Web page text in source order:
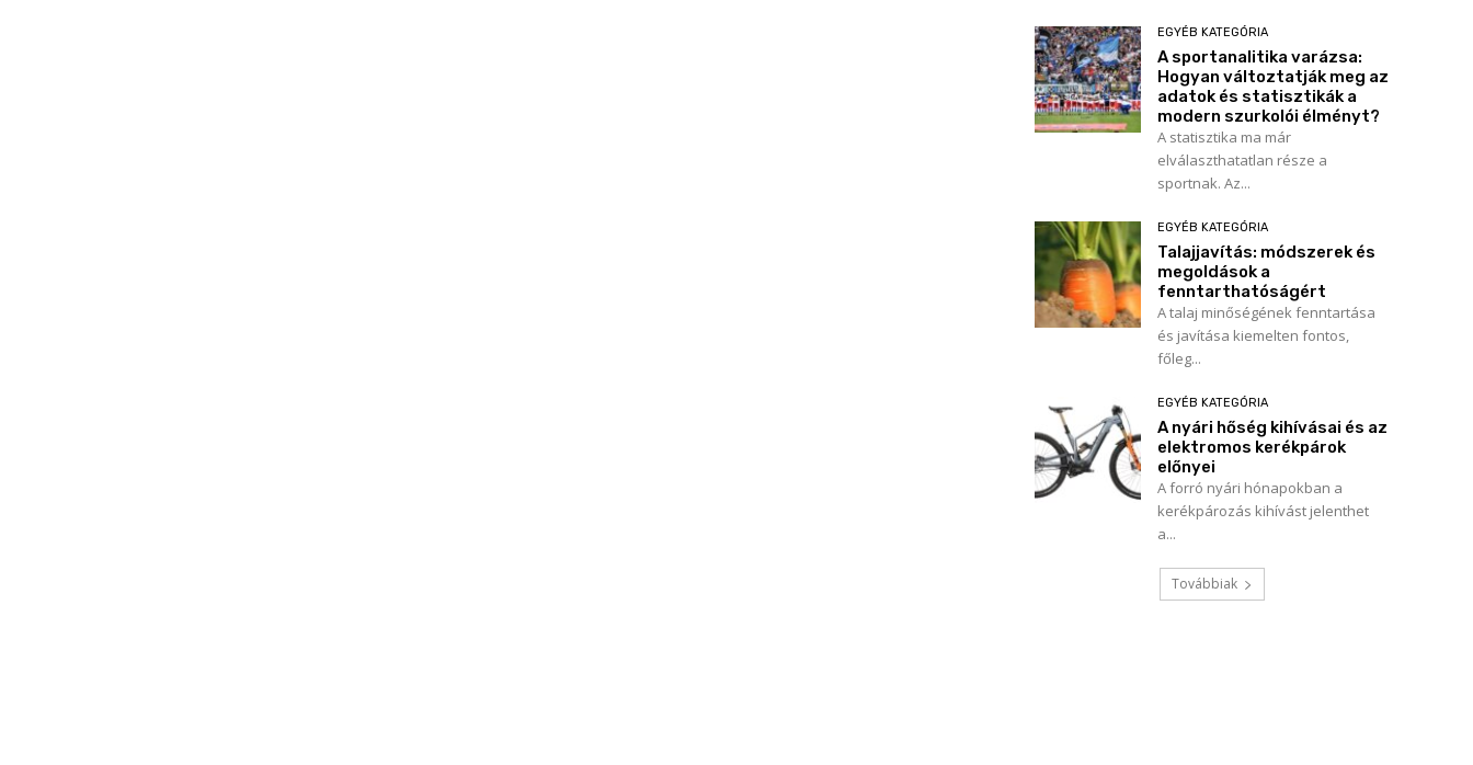
EGYÉB KATEGÓRIA
A sportanalitika varázsa:
Hogyan változtatják meg az
adatok és statisztikák a
modern szurkolói élményt?
A statisztika ma már
elválaszthatatlan része a
sportnak. Az...
EGYÉB KATEGÓRIA
Talajjavítás: módszerek és
megoldások a
fenntarthatóságért
A talaj minőségének fenntartása
és javítása kiemelten fontos,
főleg...
EGYÉB KATEGÓRIA
A nyári hőség kihívásai és az
elektromos kerékpárok
előnyei
A forró nyári hónapokban a
kerékpározás kihívást jelenthet
a...
Továbbiak